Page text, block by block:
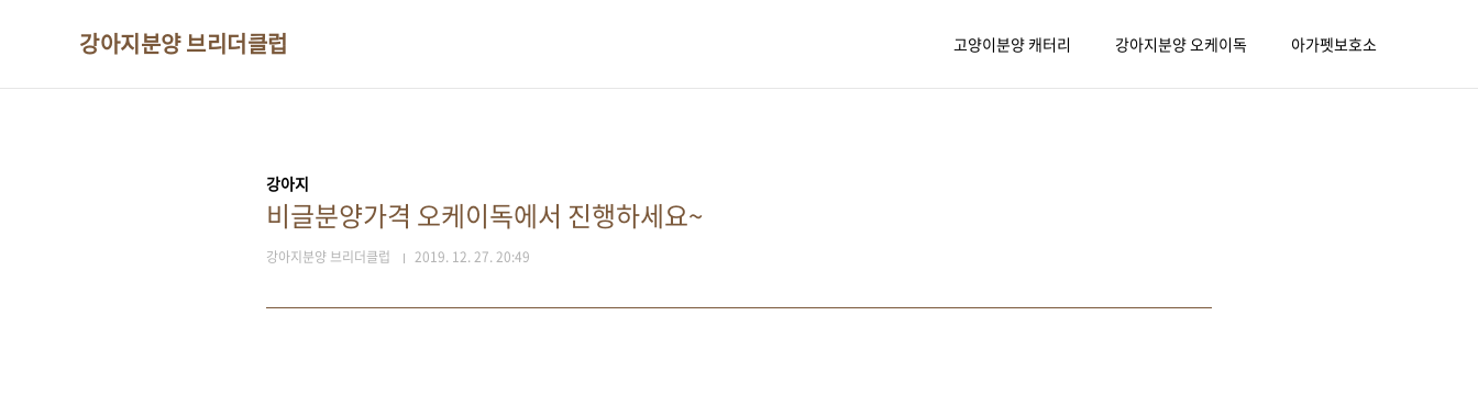
강아지분양 브리더클럽 고양이분양 캐터리 강아지분양 오케이독 아가펫보호소
강아지
비글분양가격 오케이독에서 진행하세요~
강아지분양 브리더클럽 2019. 12. 27. 20:49